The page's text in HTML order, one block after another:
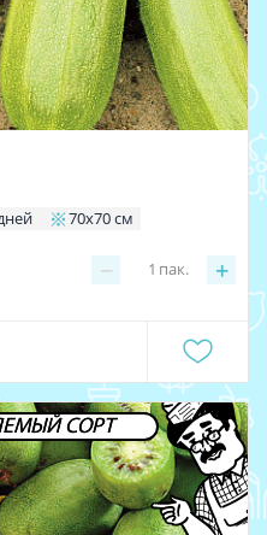
70х70 см
− +
1 пак.
СОРТ